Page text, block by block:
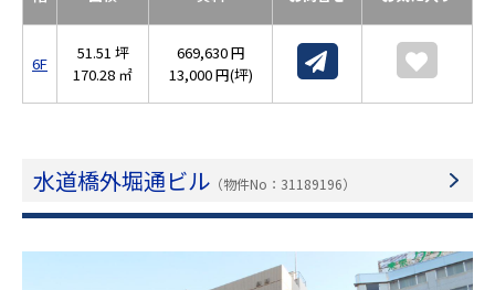
6F
51.51 坪
170.28 ㎡
669,630 円
13,000 円(坪)
水道橋外堀通ビル （物件No：31189196）